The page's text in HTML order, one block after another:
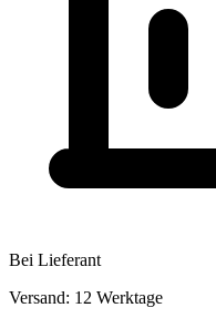
Bei Lieferant
Versand: 12 Werktage